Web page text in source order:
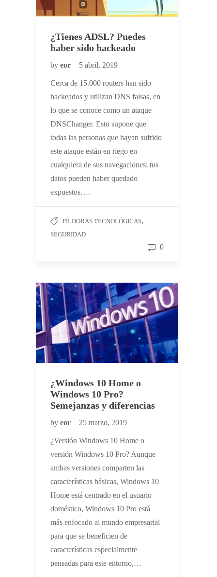
¿Tienes ADSL? Puedes
haber sido hackeado
by eor 5 abril, 2019
Cerca de 15.000 routers han sido
hackeados y utilizan DNS falsas, en
lo que se conoce como un ataque
DNSChanger. Esto supone que
todas las personas que hayan sufrido
este ataque están en riego en
cualquiera de sus navegaciones: tus
datos pueden haber quedado
expuestos….
PÍLDORAS TECNOLÓGICAS,
SEGURIDAD
0
¿Windows 10 Home o
Windows 10 Pro?
Semejanzas y diferencias
by eor 25 marzo, 2019
¿Versión Windows 10 Home o
versión Windows 10 Pro? Aunque
ambas versiones comparten las
características básicas, Windows 10
Home está centrado en el usuario
doméstico, Windows 10 Pro está
más enfocado al mundo empresarial
para que se beneficien de
características especialmente
pensadas para este entorno,…